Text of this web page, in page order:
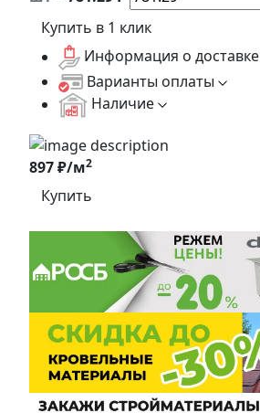
Купить в 1 клик
Информация о доставке
Варианты оплаты
Наличие
897 ₽/м2
Купить